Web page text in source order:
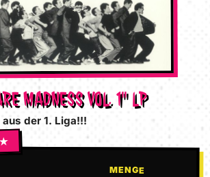
MADNESS VOL. 1" LP
der 1. Liga!!!
MENGE